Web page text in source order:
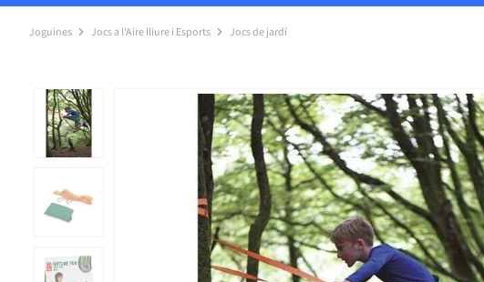
Joguines Jocs a l'Aire lliure i Esports Jocs de jardí